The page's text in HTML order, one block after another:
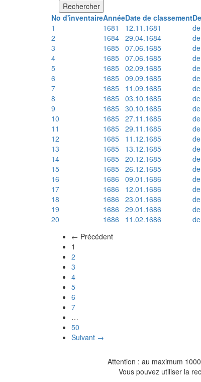
Rechercher
No d'inventaireAnnéeDate de classement
1
1681 12.11.1681 de
2
1684 29.04.1684 de
3
1685 07.06.1685 de
4
1685 07.06.1685 de
5
1685 02.09.1685 de
6
1685 09.09.1685 de
7
1685 11.09.1685 de
8
1685 03.10.1685 de
9
1685 30.10.1685 de
10
1685 27.11.1685 de
11
1685 29.11.1685 de
12
1685 11.12.1685 de
13
1685 13.12.1685 de
14
1685 20.12.1685 de
15
1685 26.12.1685 de
16
1686 09.01.1686 de
17
1686 12.01.1686 de
18
1686 23.01.1686 de
19
1686 29.01.1686 de
20
1686 11.02.1686 de
← Précédent
1
2
3
4
5
6
7
…
50
Suivant →
Attention : au maximum
Vous pouvez utiliser la